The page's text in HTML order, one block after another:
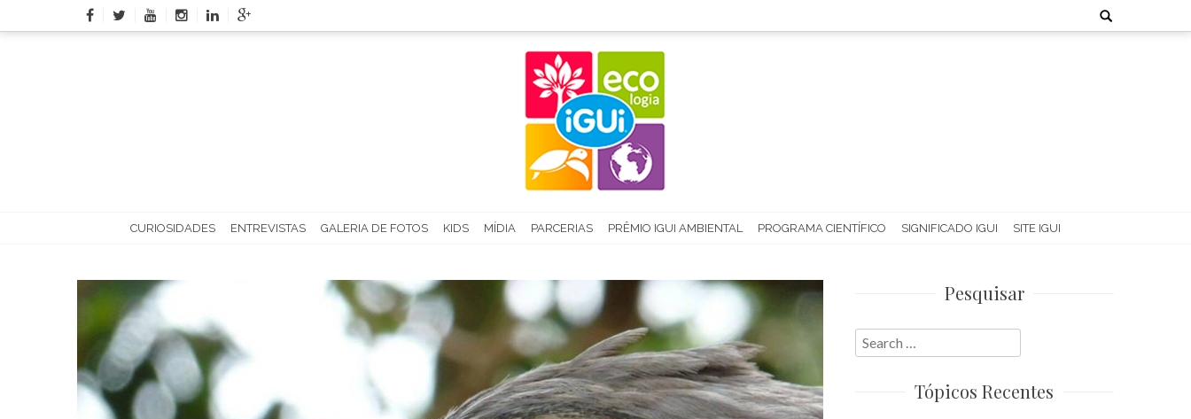
to
Search
for:
CURIOSIDADES ENTREVISTAS GALERIA DE FOTOS KIDS MÍDIA PARCERIAS PRÊMIO IGUI AMBIENTAL PROGRAMA CIENTÍFICO SIGNIFICADO IGUI SITE IGUI
Pesquisar
Search
for:
Tópicos Recentes